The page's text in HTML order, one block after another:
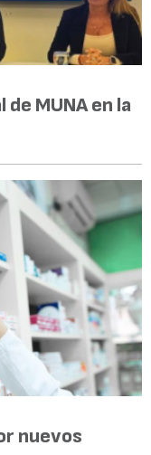
MUNA en la
nuevos